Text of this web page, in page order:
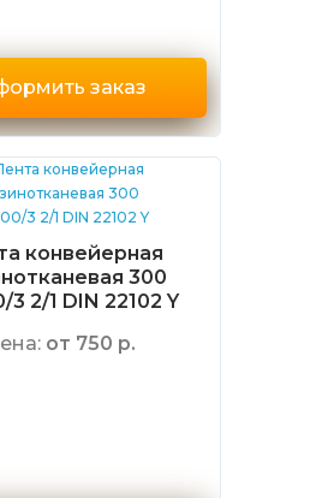
заказ
конвейерная
300
3 2/1 DIN 22102 Y
от 750 р.